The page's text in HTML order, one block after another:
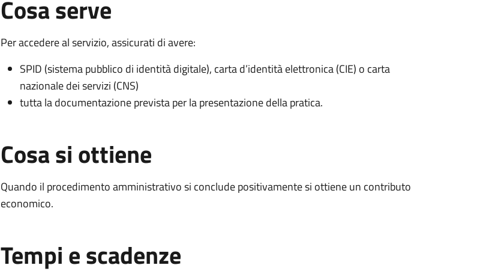
Cosa serve
Per accedere al servizio, assicurati di avere:
SPID (sistema pubblico di identità digitale), carta d’identità elettronica (CIE) o carta
nazionale dei servizi (CNS)
tutta la documentazione prevista per la presentazione della pratica.
Cosa si ottiene
Quando il procedimento amministrativo si conclude positivamente si ottiene un contributo
economico.
Tempi e scadenze